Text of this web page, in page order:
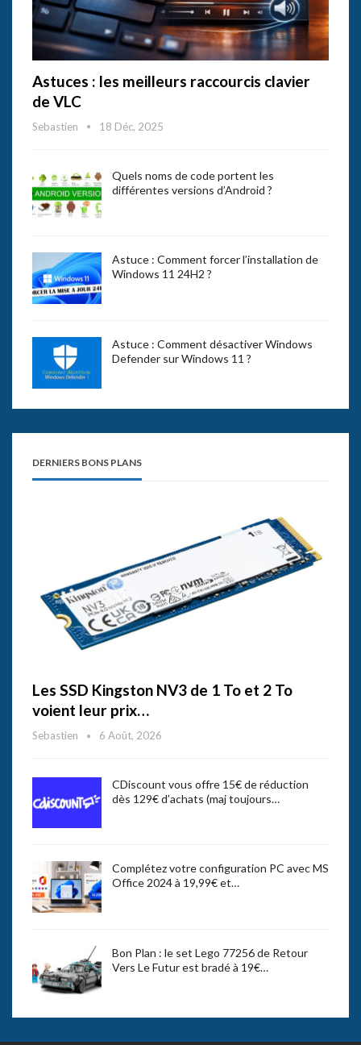
Astuces : les meilleurs raccourcis clavier
de VLC
Sebastien 18 Déc, 2025
Quels noms de code portent les
différentes versions d’Android ?
Astuce : Comment forcer l’installation de
Windows 11 24H2 ?
Astuce : Comment désactiver Windows
Defender sur Windows 11 ?
DERNIERS BONS PLANS
Les SSD Kingston NV3 de 1 To et 2 To
voient leur prix…
Sebastien 6 Août, 2026
CDiscount vous offre 15€ de réduction
dès 129€ d’achats (maj toujours…
Complétez votre configuration PC avec MS
Office 2024 à 19,99€ et…
Bon Plan : le set Lego 77256 de Retour
Vers Le Futur est bradé à 19€…